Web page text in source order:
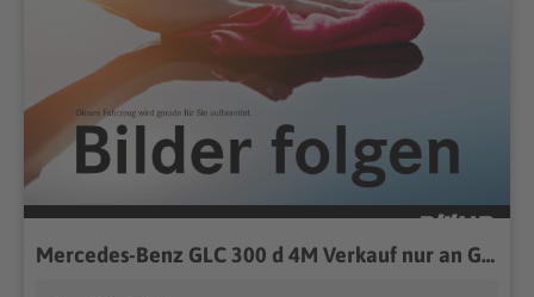
Mercedes-Benz GLC 300 d 4M Verkauf nur an Gewerbe!/AHK/RFK/LED